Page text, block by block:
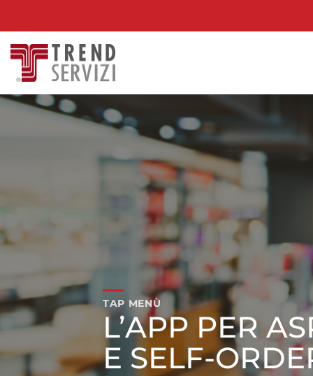
contenuti
TAP MENÙ
L’APP PER
E SELF-